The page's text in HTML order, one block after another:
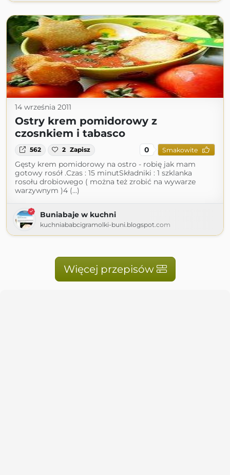
14 września 2011
Ostry krem pomidorowy z
czosnkiem i tabasco
562 2 Zapisz 0 Smakowite
Gęsty krem pomidorowy na ostro - robię jak mam
gotowy rosół .Czas : 15 minutSkładniki : 1 szklanka
rosołu drobiowego ( można też zrobić na wywarze
warzywnym )4 (...)
Buniabaje w kuchni
kuchniababcigramolki-buni.blogspot.com
Więcej przepisów